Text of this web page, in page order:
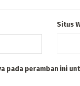
Situs
pada peramban ini